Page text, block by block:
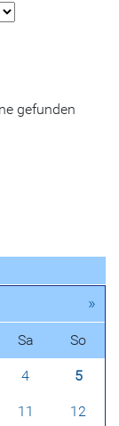
gefunden
»
Sa So
4 5
11 12